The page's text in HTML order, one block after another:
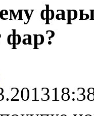
фары
фар?